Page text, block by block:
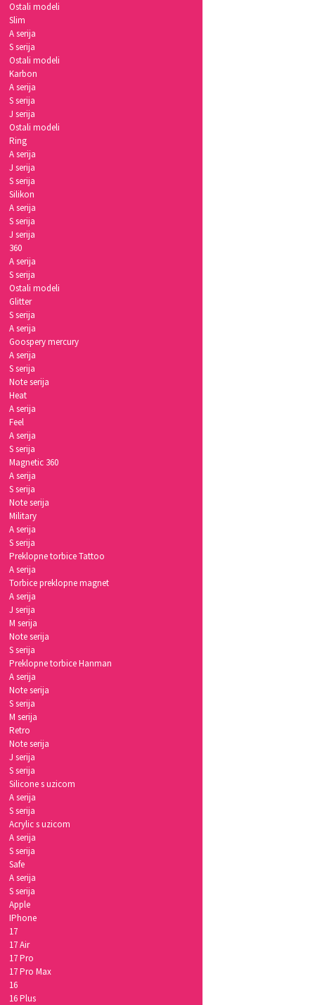
Ostali modeli
Slim
A serija
S serija
Ostali modeli
Karbon
A serija
S serija
J serija
Ostali modeli
Ring
A serija
J serija
S serija
Silikon
A serija
S serija
J serija
360
A serija
S serija
Ostali modeli
Glitter
S serija
A serija
Goospery mercury
A serija
S serija
Note serija
Heat
A serija
Feel
A serija
S serija
Magnetic 360
A serija
S serija
Note serija
Military
A serija
S serija
Preklopne torbice Tattoo
A serija
Torbice preklopne magnet
A serija
J serija
M serija
Note serija
S serija
Preklopne torbice Hanman
A serija
Note serija
S serija
M serija
Retro
Note serija
J serija
S serija
Silicone s uzicom
A serija
S serija
Acrylic s uzicom
A serija
S serija
Safe
A serija
S serija
Apple
IPhone
17
17 Air
17 Pro
17 Pro Max
16
16 Plus